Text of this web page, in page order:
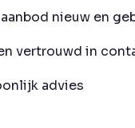
aanbod nieuw en
vertrouwd in
advies